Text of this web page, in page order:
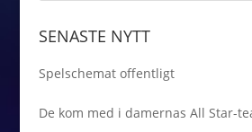
SENASTE NYTT
Spelschemat offentligt
De kom med i damernas All Star-